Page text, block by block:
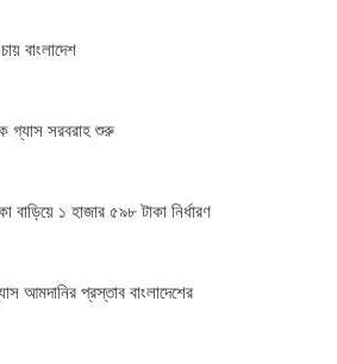
বাংলাদেশ
গ্যাস সরবরাহ শুরু
১ হাজার ৫৯৮ টাকা নির্ধারণ
আমদানির প্রস্তাব বাংলাদেশের